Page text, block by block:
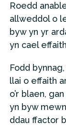
Roedd
allweddol o
byw yn yr
yn cael
Fodd
llai o effaith
o’r blaen,
yn byw
ddau ffactor